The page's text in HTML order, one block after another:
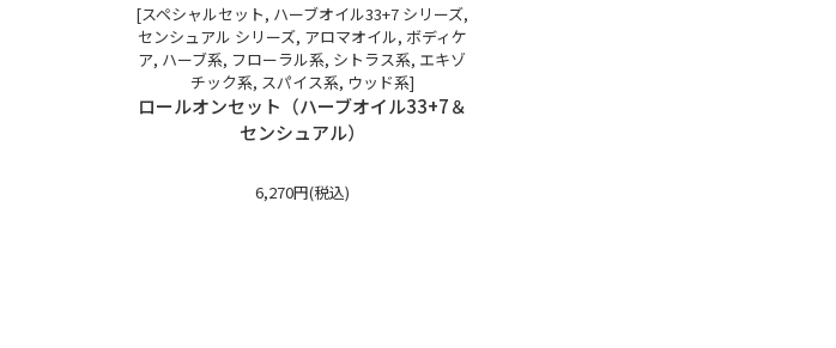
[スペシャルセット, ハーブオイル33+7 シリーズ,
センシュアル シリーズ, アロマオイル, ボディケ
ア, ハーブ系, フローラル系, シトラス系, エキゾ
チック系, スパイス系, ウッド系]
ロールオンセット（ハーブオイル33+7＆
センシュアル）
6,270円(税込)